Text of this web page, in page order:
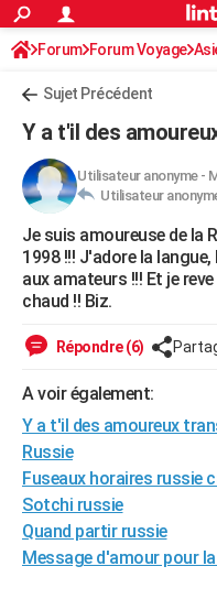
ACTUALITÉS
Politique
Société
Faits Divers
Education
Monde
Villes
+
FINANCE
Retraite
Impôts
Epargne
Immobilier
Risques naturels par ville
Banque
Assurance
Crédit
AUTO
Essais
Réserver un essai
Citadines
Berlines
SUV
Forum auto
+HIGH-TECH
Mobiles
Meilleur smartphone
Internet
Ordinateurs
Jeux vidéo
Guide high-tech
+BRICOLAGE
Forum
Aménagement intérieur
Extérieur
Cuisine
Salle de bains
Jardinage
Rangement
WEEK-END
LIFESTYLE
Art de vivre
Bien-être
Loisirs
Mode
Modes de vie
SANTE
Alimentation
Guide de la santé
Maladies
Médicaments
Sommeil
VOYAGE
Destinations
City break
Voyage nature
Voyage de noces
Forum
Climat
+PHOTO
GUIDES D'ACHAT
Forum Forum Voyage
Sujet Précédent
Y a t'il des
Utilisateur anonyme-
Utilisateur
Je suis amoureuse de la
1998 !!! J'adore la
aux amateurs !!! Et je
chaud !! Biz.
Répondre (6)
A voir également:
Y a t'il des amoureux
Russie
Fuseaux horaires russie
Sotchi russie
Quand partir russie
Message d'amour pour